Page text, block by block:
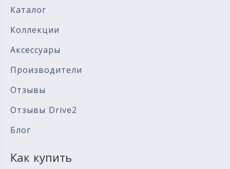
Каталог
Коллекции
Аксессуары
Производители
Отзывы
Отзывы Drive2
Блог
Как купить